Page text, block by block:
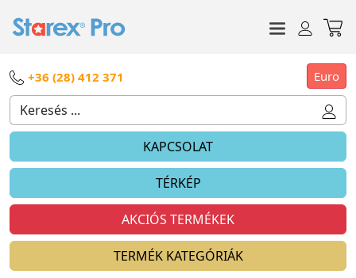
+36 (28) 412 371 Euro
KAPCSOLAT
TÉRKÉP
AKCIÓS TERMÉKEK
TERMÉK KATEGÓRIÁK